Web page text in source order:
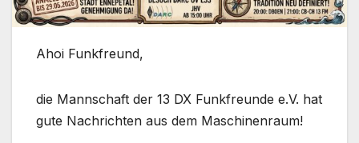
Ahoi Funkfreund,
die Mannschaft der 13 DX Funkfreunde e.V. hat
gute Nachrichten aus dem Maschinenraum!